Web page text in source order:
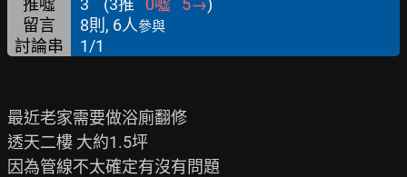
推噓 3 (3推 0噓 5→)
留言
8則, 6人參與
討論串 1/1
最近老家需要做浴廁翻修
透天二樓 大約1.5坪
因為管線不太確定有沒有問題